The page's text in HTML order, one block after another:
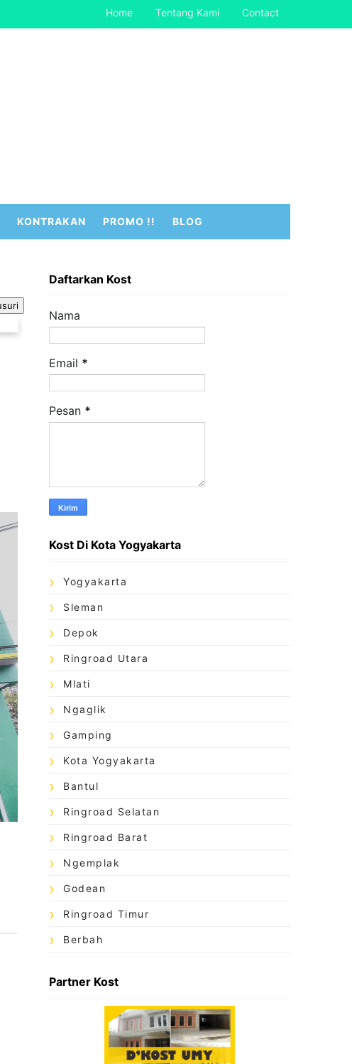
Home Tentang Kami Contact
KONTRAKAN PROMO !! BLOG
Daftarkan Kost
Nama
Email *
Pesan *
Kost Di Kota Yogyakarta
Yogyakarta
Sleman
Depok
Ringroad Utara
Mlati
Ngaglik
Gamping
Kota Yogyakarta
Bantul
Ringroad Selatan
Ringroad Barat
Ngemplak
Godean
Ringroad Timur
Berbah
Partner Kost